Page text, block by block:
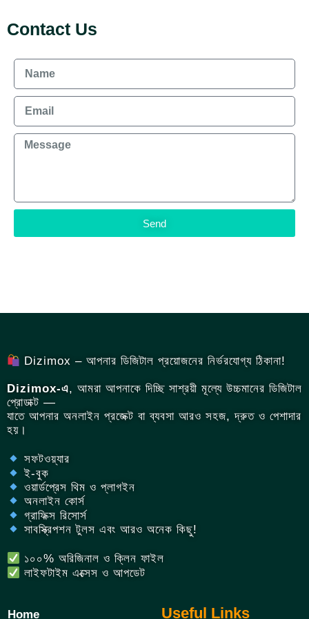
Contact Us
Send
Dizimox – আপনার ডিজিটাল প্রয়োজনের নির্ভরযোগ্য ঠিকানা!
Dizimox-এ, আমরা আপনাকে দিচ্ছি সাশ্রয়ী মূল্যে উচ্চমানের ডিজিটাল
প্রোডাক্ট —
যাতে আপনার অনলাইন প্রজেক্ট বা ব্যবসা আরও সহজ, দ্রুত ও পেশাদার
হয়।
সফটওয়্যার
ই-বুক
ওয়ার্ডপ্রেস থিম ও প্লাগইন
অনলাইন কোর্স
গ্রাফিক্স রিসোর্স
সাবস্ক্রিপশন টুলস এবং আরও অনেক কিছু!
১০০% অরিজিনাল ও ক্লিন ফাইল
লাইফটাইম এক্সেস ও আপডেট
Home Useful Links